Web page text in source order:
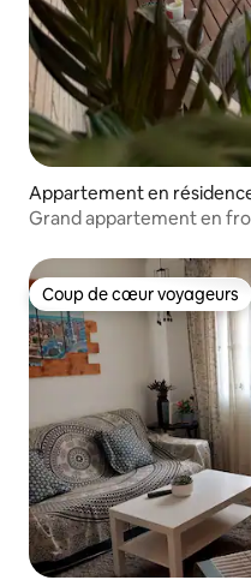
Appartement en
Grand appartement en
Coup de cœur voyageurs
Coup de cœur voyageurs